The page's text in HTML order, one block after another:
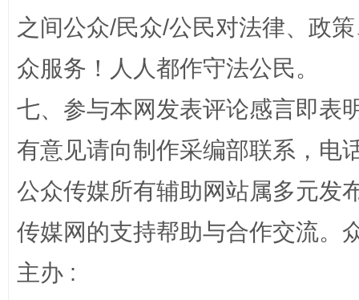
之间公众/民众/公民对法律、政
众服务！人人都作守法公民。
七、参与本网发表评论感言即表
有意见请向制作采编部联系，电
公众传媒所有辅助网站属多元发
传媒网的支持帮助与合作交流。
主办 :